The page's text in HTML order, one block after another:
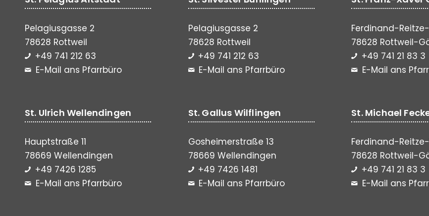
Pelagiusgasse 2
78628 Rottweil
+49 741 212 63
E-Mail ans Pfarrbüro
St. Ulrich Wellendingen
Hauptstraße 11
78669 Wellendingen
+49 7426 1285
E-Mail ans Pfarrbüro
Pelagiusgasse 2
78628 Rottweil
+49 741 212 63
E-Mail ans Pfarrbüro
St. Gallus Wilflingen
Gosheimerstraße 13
78669 Wellendingen
+49 7426 1481
E-Mail ans Pfarrbüro
Ferdinand-
78628 Rottweil-
+49 741 21 83 3
E-Mail ans
St. Michael
Ferdinand-
78628 Rottweil-
+49 741 21 83 3
E-Mail ans